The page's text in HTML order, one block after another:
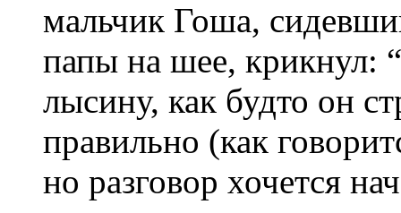
мальчик Гоша,
папы на шее, крикнул:
лысину, как будто он
правильно (как
но разговор хочется